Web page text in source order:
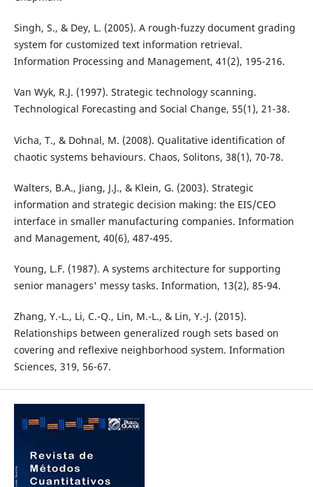
Singh, S., & Dey, L. (2005). A rough-fuzzy document grading
system for customized text information retrieval.
Information Processing and Management, 41(2), 195-216.
Van Wyk, R.J. (1997). Strategic technology scanning.
Technological Forecasting and Social Change, 55(1), 21-38.
Vicha, T., & Dohnal, M. (2008). Qualitative identification of
chaotic systems behaviours. Chaos, Solitons, 38(1), 70-78.
Walters, B.A., Jiang, J.J., & Klein, G. (2003). Strategic
information and strategic decision making: the EIS/CEO
interface in smaller manufacturing companies. Information
and Management, 40(6), 487-495.
Young, L.F. (1987). A systems architecture for supporting
senior managers' messy tasks. Information, 13(2), 85-94.
Zhang, Y.-L., Li, C.-Q., Lin, M.-L., & Lin, Y.-J. (2015).
Relationships between generalized rough sets based on
covering and reflexive neighborhood system. Information
Sciences, 319, 56-67.